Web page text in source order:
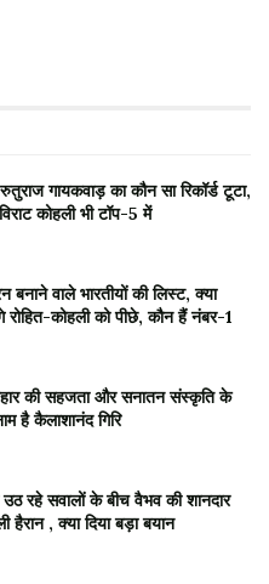
गायकवाड़ का कौन सा रिकॉर्ड टूटा,
कोहली भी टॉप-5 में
वाले भारतीयों की लिस्ट, क्या
कोहली को पीछे, कौन हैं नंबर-1
की सहजता और सनातन संस्कृति के
है कैलाशानंद गिरि
रहे सवालों के बीच वैभव की शानदार
, क्या दिया बड़ा बयान